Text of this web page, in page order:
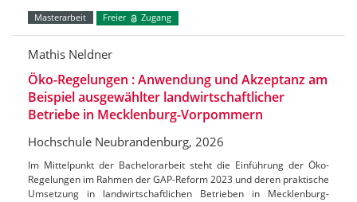
Masterarbeit Freier Zugang
Mathis Neldner
Öko-Regelungen : Anwendung und Akzeptanz am
Beispiel ausgewählter landwirtschaftlicher
Betriebe in Mecklenburg-Vorpommern
Hochschule Neubrandenburg, 2026
Im Mittelpunkt der Bachelorarbeit steht die Einführung der Öko-
Regelungen im Rahmen der GAP-Reform 2023 und deren praktische
Umsetzung in landwirtschaftlichen Betrieben in Mecklenburg-